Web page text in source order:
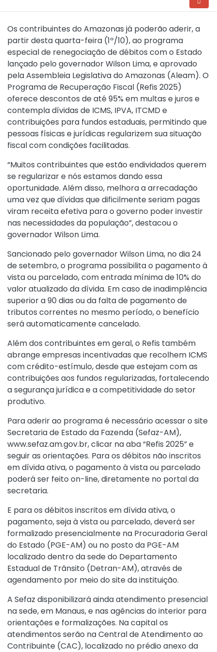
Os contribuintes do Amazonas já poderão aderir, a
partir desta quarta-feira (1º/10), ao programa
especial de renegociação de débitos com o Estado
lançado pelo governador Wilson Lima, e aprovado
pela Assembleia Legislativa do Amazonas (Aleam). O
Programa de Recuperação Fiscal (Refis 2025)
oferece descontos de até 95% em multas e juros e
contempla dívidas de ICMS, IPVA, ITCMD e
contribuições para fundos estaduais, permitindo que
pessoas físicas e jurídicas regularizem sua situação
fiscal com condições facilitadas.
“Muitos contribuintes que estão endividados querem
se regularizar e nós estamos dando essa
oportunidade. Além disso, melhora a arrecadação
uma vez que dívidas que dificilmente seriam pagas
viram receita efetiva para o governo poder investir
nas necessidades da população”, destacou o
governador Wilson Lima.
Sancionado pelo governador Wilson Lima, no dia 24
de setembro, o programa possibilita o pagamento à
vista ou parcelado, com entrada mínima de 10% do
valor atualizado da dívida. Em caso de inadimplência
superior a 90 dias ou da falta de pagamento de
tributos correntes no mesmo período, o benefício
será automaticamente cancelado.
Além dos contribuintes em geral, o Refis também
abrange empresas incentivadas que recolhem ICMS
com crédito-estímulo, desde que estejam com as
contribuições aos fundos regularizadas, fortalecendo
a segurança jurídica e a competitividade do setor
produtivo.
Para aderir ao programa é necessário acessar o site
Secretaria de Estado da Fazenda (Sefaz-AM),
www.sefaz.am.gov.br, clicar na aba “Refis 2025” e
seguir as orientações. Para os débitos não inscritos
em dívida ativa, o pagamento à vista ou parcelado
poderá ser feito on-line, diretamente no portal da
secretaria.
E para os débitos inscritos em dívida ativa, o
pagamento, seja à vista ou parcelado, deverá ser
formalizado presencialmente na Procuradoria Geral
do Estado (PGE-AM) ou no posto da PGE-AM
localizado dentro da sede do Departamento
Estadual de Trânsito (Detran-AM), através de
agendamento por meio do site da instituição.
A Sefaz disponibilizará ainda atendimento presencial
na sede, em Manaus, e nas agências do interior para
orientações e formalizações. Na capital os
atendimentos serão na Central de Atendimento ao
Contribuinte (CAC), localizado no prédio anexo da